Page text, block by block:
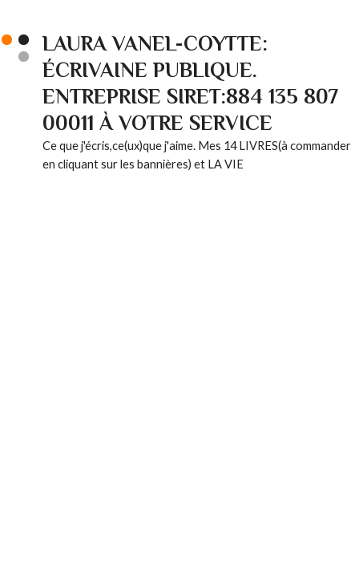
LAURA VANEL-COYTTE:
ÉCRIVAINE PUBLIQUE.
ENTREPRISE SIRET:884 135 807
00011 À VOTRE SERVICE
Ce que j'écris,ce(ux)que j'aime. Mes 14 LIVRES(à commander
en cliquant sur les bannières) et LA VIE